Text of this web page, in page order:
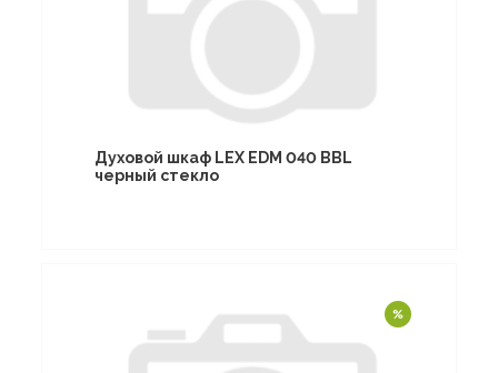
Духовой шкаф LEX EDM 040 BBL
черный стекло